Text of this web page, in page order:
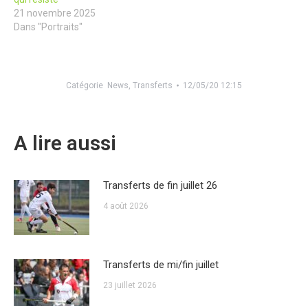
21 novembre 2025
Dans "Portraits"
Catégorie News Transferts 12/05/20 12:15
A lire aussi
Transferts de fin juillet 26
4 août 2026
Transferts de mi/fin juillet
23 juillet 2026